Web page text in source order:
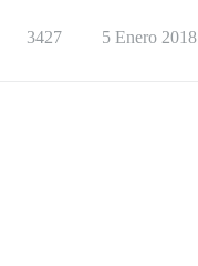
3427 5 Enero 2018